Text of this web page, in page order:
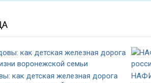
как детская железная дорога